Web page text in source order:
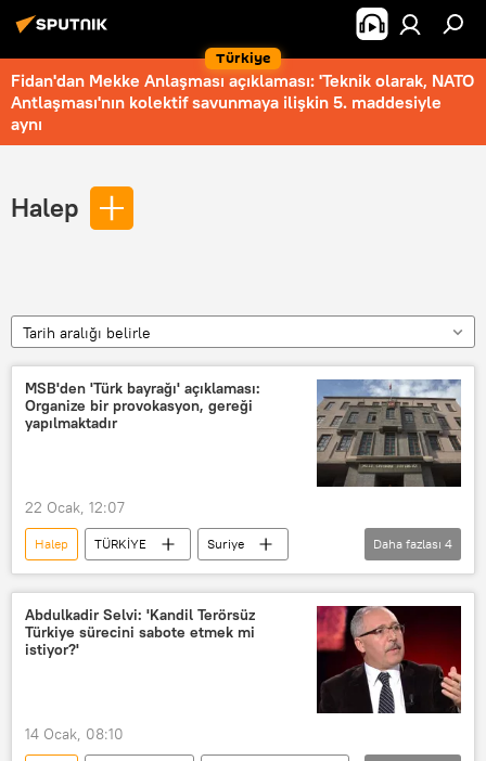
Türkiye
Fidan'dan Mekke Anlaşması açıklaması: 'Teknik olarak, NATO
Antlaşması'nın kolektif savunmaya ilişkin 5. maddesiyle
aynı
Halep
Tarih aralığı belirle
MSB'den 'Türk bayrağı' açıklaması:
Organize bir provokasyon, gereği
yapılmaktadır
22 Ocak, 12:07
Halep TÜRKİYE
Suriye
Türkiye
Haberler
Milli Savunma Bakanlığı (MSB)
Nusaybin
Daha fazlası 4
Abdulkadir Selvi: 'Kandil Terörsüz
Türkiye sürecini sabote etmek mi
istiyor?'
14 Ocak, 08:10